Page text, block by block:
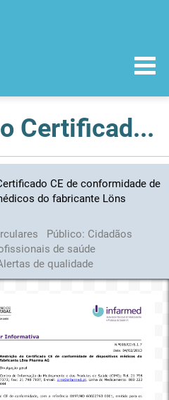
Restrição do Certificado CE de conformidade de dispositivos médicos do fabricante Löns Pharma AG
CE de conformidade de
do fabricante Löns
Público: Cidadãos
de saúde
de qualidade